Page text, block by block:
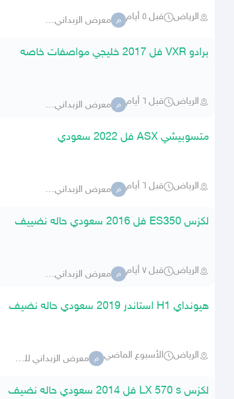
الرياض قبل ٥ أيام م معرض الزبداني للسيارات 283
برادو VXR فل 2017 خليجي مواصفات خاصه
الرياض قبل ٦ أيام م معرض الزبداني للسيارات 283
متسوبيشي ASX فل 2022 سعودي
الرياض قبل ٦ أيام م معرض الزبداني للسيارات 283
لكزس ES350 فل 2016 سعودي حاله نضييف
الرياض قبل ٧ أيام م معرض الزبداني للسيارات 283
هيونداي H1 استاندر 2019 سعودي حاله نضيف
الرياض الأسبوع الماضي م معرض الزبداني للسيارات 283
لكزس LX 570 s فل 2014 سعودي حاله نضيف